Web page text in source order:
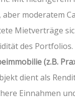
moderatem
Mietverträge
des Portfolios.
(z.B.
dient als
Einnahmen